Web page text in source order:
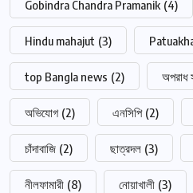
Gobindra Chandra Pramanik (4)
Hindu mahajut (3)
top Bangla news (2) অপরাধ
অভিযোগ (2) এনসিপি (2)
চাঁদাবাজি (2) ছাত্রদল (3)
নীলফামারী (8) নোয়াখালী (3)